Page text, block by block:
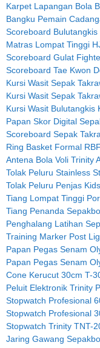
Karpet Lapangan Bola
Bangku Pemain
Scoreboard Bulutangkis
Matras Lompat Tinggi
Scoreboard Gulat
Scoreboard Tae Kwon
Kursi Wasit Sepak
Kursi Wasit Sepak
Kursi Wasit Bulutangkis
Papan Skor Digital
Scoreboard Sepak
Ring Basket Formal
Antena Bola Voli Trinity
Tolak Peluru Stainless
Tolak Peluru Penjas
Tiang Lompat Tinggi
Tiang Penanda
Penghalang Latihan
Training Marker Post
Papan Pegas Senam
Papan Pegas Senam
Cone Kerucut 30cm T-
Peluit Elektronik Trinity
Stopwatch Profesional
Stopwatch Profesional
Stopwatch Trinity TNT-
Jaring Gawang